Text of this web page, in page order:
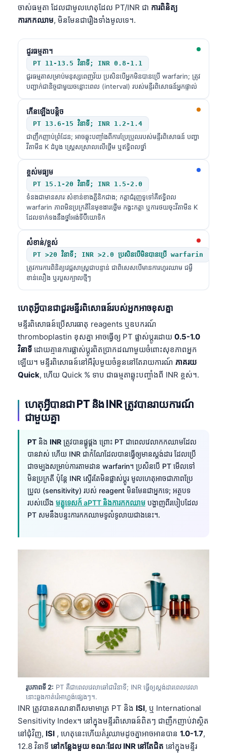
ចាស់ធម្មតា ដែលជាមូលហេតុដែល PT/INR ជា ការពិនិត្យ
ការកកឈាម, មិនមែនជារឿងទាំងមូលទេ។.
ជួរធម្មតា។
PT 11-13.5 វិនាទី; INR 0.8-1.1
ជួរធម្មតាសម្រាប់មនុស្សពេញវ័យ ប្រសិនបើអ្នកមិនបានប្រើ warfarin; ត្រូវ
បញ្ជាក់ជានិច្ចជាមួយចន្លោះពេល (interval) របស់មន្ទីរពិសោធន៍អ្នកផ្ទាល់
កើនឡើងបន្តិច
PT 13.6-15 វិនាទី; INR 1.2-1.4
ជាញឹកញាប់ព្រំដែន; អាចឆ្លុះបញ្ចាំងពីការប្រែប្រួលរបស់មន្ទីរពិសោធន៍ បញ្ហា
វីតាមីន K ដំបូង ស្ត្រេសស្រាលលើថ្លើម ឬឥទ្ធិពលថ្នាំ
ខ្ពស់មធ្យម
PT 15.1-20 វិនាទី; INR 1.5-2.0
ទំនងជាមានសារៈសំខាន់ខាងគ្លីនិកជាង; កត្តាជំរុញទូទៅគឺឥទ្ធិពល
warfarin ភាពមិនប្រក្រតីនៃមុខងារថ្លើម កង្វះកត្តា ឬការថយចុះវីតាមីន K
ដែលទាក់ទងនឹងថ្នាំអង់ទីប៊ីយោទិក
សំខាន់/ខ្ពស់
PT >20 វិនាទី; INR >2.0 ប្រសិនបើមិនបានប្រើ warfarin
ត្រូវការការពិនិត្យវេជ្ជសាស្ត្រជាបន្ទាន់ ជាពិសេសបើមានការហូរឈាម ជម្ងឺ
ខាន់លឿង ឬរបួសក្បាលថ្មីៗ
ហេតុអ្វីបានជាជួរមន្ទីរពិសោធន៍របស់អ្នកអាចខុសគ្នា
មន្ទីរពិសោធន៍ប្រើសារធាតុ reagents ឬឧបករណ៍
thromboplastin ខុសគ្នា អាចធ្វើឲ្យ PT ផ្លាស់ប្តូរដោយ 0.5-1.0
វិនាទី ដោយគ្មានការផ្លាស់ប្តូរពិតប្រាកដណាមួយចំពោះសុខភាពអ្នក
ឡើយ។ មន្ទីរពិសោធន៍នៅអឺរ៉ុបមួយចំនួននៅតែរាយការណ៍ ភាគរយ
Quick, ហើយ Quick % ទាប ជាធម្មតាឆ្លុះបញ្ចាំងពី INR ខ្ពស់។.
ហេតុអ្វីបានជា PT និង INR ត្រូវបានរាយការណ៍
ជាមួយគ្នា
PT និង INR ត្រូវបានផ្គូផ្គង ព្រោះ PT ជាពេលវេលាកកឈាមដែល
បានវាស់ ហើយ INR ជាកំណែដែលបានធ្វើឲ្យមានស្តង់ដារ ដែលប្រើ
ជាចម្បងសម្រាប់ការតាមដាន warfarin។ ប្រសិនបើ PT មើលទៅ
មិនប្រក្រតី ប៉ុន្តែ INR ស្ទើរតែមិនផ្លាស់ប្តូរ មូលហេតុអាចជាភាពប្រែ
ប្រួល (sensitivity) របស់ reagent មិនមែនជាអ្នកទេ; អត្ថបទ
របស់យើង មគ្គុទេសក៍ aPTT និងការកកឈាម បង្ហាញពីរបៀបដែល
PT សមនឹងបន្ទះការកកឈាមទូលំទូលាយជាងនេះ។.
រូបភាពទី 2: PT គឺជាពេលវេលាឆៅជាវិនាទី; INR ធ្វើឲ្យស្តង់ដារពេលវេលា
នោះឆ្លងកាត់រ៉េអាហ្គង់ផ្សេងៗ។.
INR ត្រូវបានគណនាពីសមាមាត្រ PT និង ISI, ឬ International
Sensitivity Index។ នៅក្នុងមន្ទីរពិសោធន៍ពិតៗ ជាញឹកញាប់វាស្ថិត
នៅជុំវិញ, ISI , ហេតុនេះហើយគំរូឈាមដូចគ្នាអាចអានបាន 1.0-1.7,
12.8 វិនាទី នៅកន្លែងមួយ ខណៈដែល INR នៅតែជិត នៅក្នុងមន្ទីរ